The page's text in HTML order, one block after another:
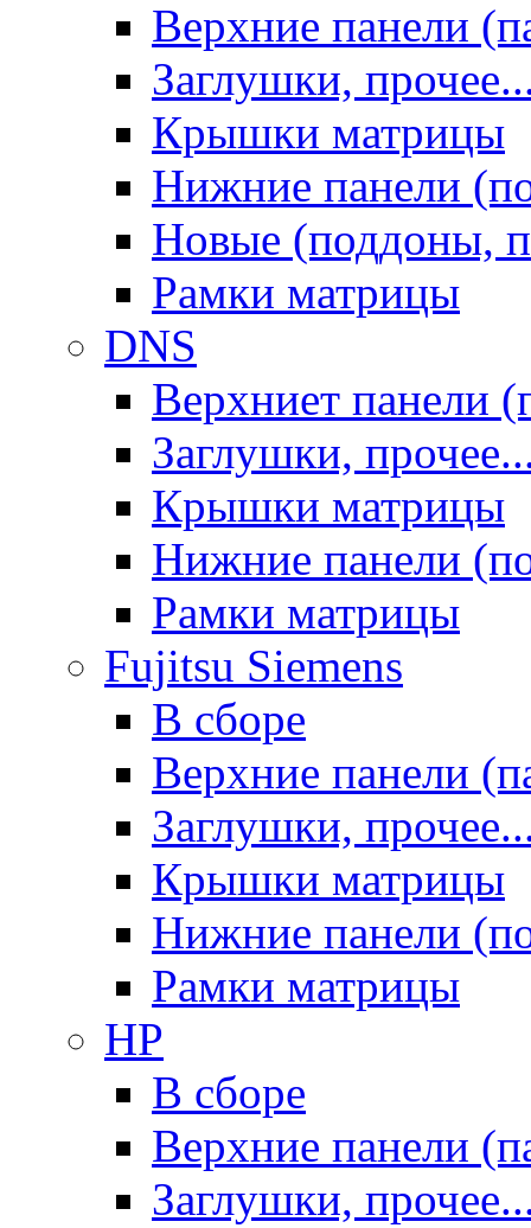
Верхние панели
Заглушки,
Крышки матрицы
Нижние панели
Новые (поддоны,
Рамки матрицы
DNS
Верхниет панели
Заглушки,
Крышки матрицы
Нижние панели
Рамки матрицы
Fujitsu Siemens
В сборе
Верхние панели
Заглушки,
Крышки матрицы
Нижние панели
Рамки матрицы
HP
В сборе
Верхние панели
Заглушки,